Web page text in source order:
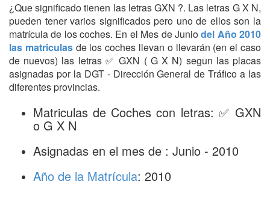
¿Que significado tienen las letras GXN ?. Las letras G X N,
pueden tener varios significados pero uno de ellos son la
matrícula de los coches. En el Mes de Juniodel Año 2010
las matriculas de los coches llevan o llevarán (en el caso
de nuevos) las letras ✅ GXN ( G X N) segun las placas
asignadas por la DGT - Dirección General de Tráfico a las
diferentes provincias.
Matriculas de Coches con letras: ✅ GXN
o G X N
Asignadas en el mes de : Junio - 2010
Año de la Matrícula: 2010